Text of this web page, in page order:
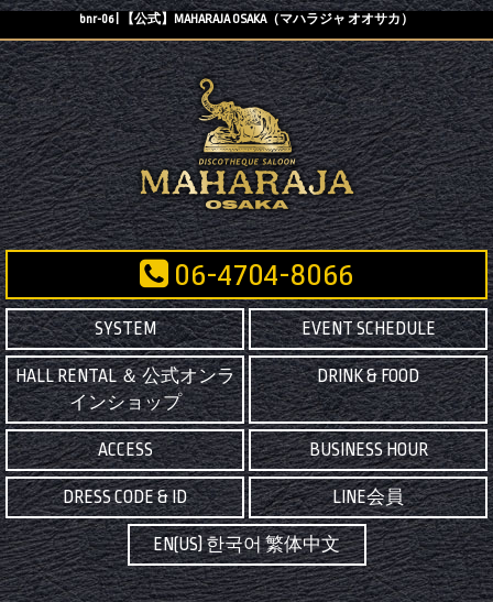
bnr-06 | 【公式】MAHARAJA OSAKA（マハラジャ オオサカ）
06-4704-8066
SYSTEM EVENT SCHEDULE
HALL RENTAL ＆ 公式オンラ
インショップ
DRINK & FOOD
ACCESS BUSINESS HOUR
DRESS CODE & ID LINE会員
EN(US) 한국어 繁体中文